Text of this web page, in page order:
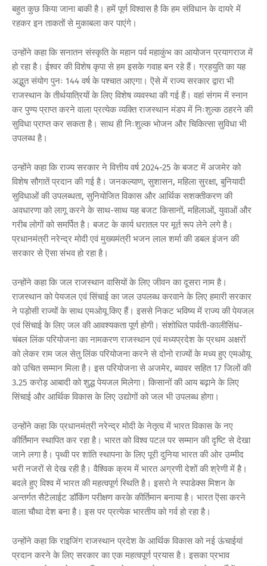
बहुत कुछ किया जाना बाकी है। हमें पूर्ण विश्वास है कि हम संविधान के दायरे में
रहकर इन ताकतों से मुकाबला कर पाएंगे।
उन्होंने कहा कि सनातन संस्कृति के महान पर्व महाकुंभ का आयोजन प्रयागराज में
हो रहा है। ईश्वर की विशेष कृपा से हम इसके गवाह बन रहे हैं। ग्रहयुति का यह
अद्भुत संयोग पुनः 144 वर्ष के पश्चात आएगा। ऎसे में राज्य सरकार द्वारा भी
राजस्थान के तीर्थयात्रियों के लिए विशेष व्यवस्था की गई हैं। वहां संगम में स्नान
कर पुण्य प्राप्त करने वाला प्रत्येक व्यक्ति राजस्थान मंडप में निःशुल्क ठहरने की
सुविधा प्राप्त कर सकता है। साथ ही निःशुल्क भोजन और चिकित्सा सुविधा भी
उपलब्ध है।
उन्होंने कहा कि राज्य सरकार ने वित्तीय वर्ष 2024-25 के बजट में अजमेर को
विशेष सौगातें प्रदान की गई है। जनकल्याण, सुशासन, महिला सुरक्षा, बुनियादी
सुविधाओं की उपलब्धता, सुनियोजित विकास और आर्थिक सशक्तीकरण की
अवधारणा को लागू करने के साथ-साथ यह बजट किसानों, महिलाओं, युवाओं और
गरीब लोगों को समर्पित है। बजट के कार्य धरातल पर मूर्त रूप लेने लगे है।
प्रधानमंत्री नरेन्द्र मोदी एवं मुख्यमंत्री भजन लाल शर्मा की डबल इंजन की
सरकार से ऎसा संभव हो रहा है।
उन्होंने कहा कि जल राजस्थान वासियों के लिए जीवन का दूसरा नाम है।
राजस्थान को पेयजल एवं सिंचाई का जल उपलब्ध करवाने के लिए हमारी सरकार
ने पड़ोसी राज्यों के साथ एमओयू किए हैं। इससे निकट भविष्य में राज्य की पेयजल
एवं सिंचाई के लिए जल की आवश्यकता पूर्ण होगी। संशोधित पार्वती-कालीसिंध-
चंबल लिंक परियोजना का नामकरण राजस्थान एवं मध्यप्रदेश के प्रथम अक्षरों
को लेकर राम जल सेतु लिंक परियोजना करने से दोनो राज्यों के मध्य हुए एमओयू
को उचित सम्मान मिला है। इस परियोजना से अजमेर, ब्यावर सहित 17 जिलों की
3.25 करोड़ आबादी को शुद्ध पेयजल मिलेगा। किसानों की आय बढ़ाने के लिए
सिंचाई और आर्थिक विकास के लिए उद्योगों को जल भी उपलब्ध होगा।
उन्होंने कहा कि प्रधानमंत्री नरेन्द्र मोदी के नेतृत्व में भारत विकास के नए
कीर्तिमान स्थापित कर रहा है। भारत को विश्व पटल पर सम्मान की दृष्टि से देखा
जाने लगा है। पृथ्वी पर शांति स्थापना के लिए पूरी दुनिया भारत की ओर उम्मीद
भरी नजरों से देख रही है। वैश्विक क्रम में भारत अग्रणी देशों की श्रेणी में है।
बदले हुए विश्व में भारत की महत्वपूर्ण स्थिति है। इसरो ने स्पाडेक्स मिशन के
अन्तर्गत सैटेलाईट डॉकिंग परीक्षण करके कीर्तिमान बनाया है। भारत ऎसा करने
वाला चौथा देश बना है। इस पर प्रत्येक भारतीय को गर्व हो रहा है।
उन्होंने कहा कि राइजिंग राजस्थान प्रदेश के आर्थिक विकास को नई ऊंचाईयां
प्रदान करने के लिए सरकार का एक महत्वपूर्ण प्रयास है। इसका प्रभाव